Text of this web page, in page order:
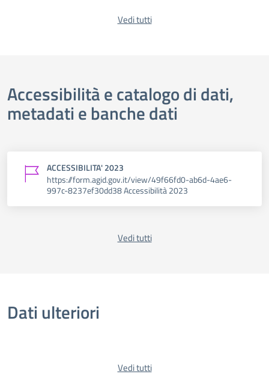
Vedi tutti
Accessibilità e catalogo di dati,
metadati e banche dati
ACCESSIBILITA' 2023
https://form.agid.gov.it/view/49f66fd0-ab6d-4ae6-
997c-8237ef30dd38 Accessibilità 2023
Vedi tutti
Dati ulteriori
Vedi tutti